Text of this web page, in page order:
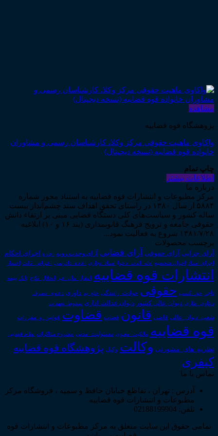
مشاهده
پژوهشگاه قوه قضاییه
واکاوی ماهیت حقوقی مرکز وکلا، کارشناسان رسمی و مشاوران
خانواده قوه قضاییه (نسخه دیجیتال)
چاپ تمام
اطلاعات بیشتر
درباره ما
مرکز مطبوعات و انتشارات قوه قضاییه به استناد مجوز شماره
۵۸۸۴ از سال ۱۳۸۰ در راستای تحقق اهداف سند چشم‌انداز بیست
ساله کشور و سیاست‌های کلی دستگاه قضایی مبنی بر ارتقاء دانش
حقوقی جامعه و ترویج فرهنگ قانونمداری (بند ۱۶ و ۱۰) ابلاغیه
۱۳۸۱/۷/۲۸ شروع به فعالیت نمود...
برچسب محصولات
آرای جزایی آرای حقوقی آرای قضایی آرای وحدت رویه اجاره اجرای احکام
اجرای اسناد احوال شخصیه ادله_اثبات_دعوا اسناد_تجاری اعاده_دادرسی اعتراض_ثالث اعسار
انتشارات قوه قضاییه انتقال_مال_غیر انحلال_نکاح بانک بیمه
تاجر حق_کسب حقوقی حوادث_رانندگی خلع_ید داوری دعاوی_تصرف
دعاوی_طاری دیوان عالی کشور دیوان عدالت اداری سقوط_تعهدات
شعب_دیوان_عالی قاضی قانون قضات قضاوت قوانین_و_مقررات
قوه قضاییه مالکیت_معنوی مسئولیت_مدنی مشروح مذاکرات نظام قضایی
نظریه_های_مشورتی وکالت وکیل پژوهشگاه قوه قضاییه
کیفری
تماس با ما
آدرس : تهران ، تقاطع خیابان حافظ و سمیه ، فروشگاه مرکز
مطبوعات و انتشارات قوه قضاییه
تلفن: 02188199904
تمامی حقوق این سایت متعلق به مرکز مطبوعات و انتشارات قوه